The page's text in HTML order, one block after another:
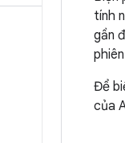
tính
gần
Để
của